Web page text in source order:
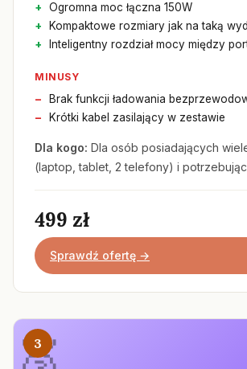
Ogromna moc łączna 150W
Kompaktowe rozmiary jak na taką
Inteligentny rozdział mocy między
MINUSY
Brak funkcji ładowania
Krótki kabel zasilający w zestawie
Dla kogo: Dla osób posiadających
(laptop, tablet, 2 telefony) i
499 zł
Sprawdź ofertę →
3